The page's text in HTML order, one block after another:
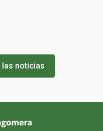
noticias